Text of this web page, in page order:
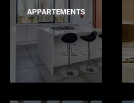
APPARTEMENTS